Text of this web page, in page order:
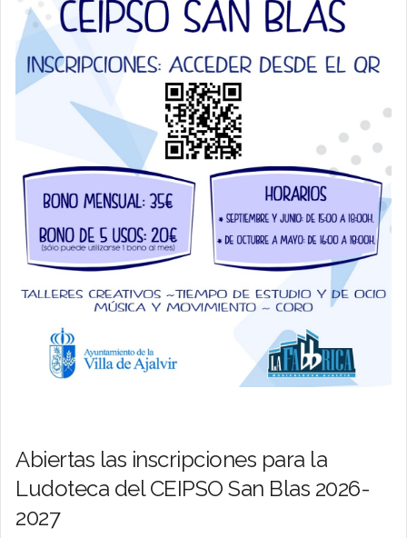
Abiertas las inscripciones para la
Ludoteca del CEIPSO San Blas 2026-
2027